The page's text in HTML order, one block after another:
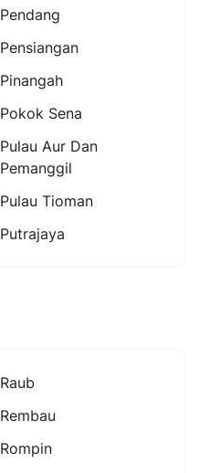
Pendang
Pensiangan
Pinangah
Pokok Sena
Pulau Aur Dan
Pemanggil
Pulau Tioman
Putrajaya
Raub
Rembau
Rompin